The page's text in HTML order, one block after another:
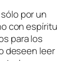
por un
con espíritu
para los
deseen leer